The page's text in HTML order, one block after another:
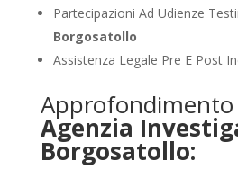
Partecipazioni Ad Udienze
Borgosatollo
Assistenza Legale Pre E Post
Approfondimento
Agenzia
Borgosatollo: